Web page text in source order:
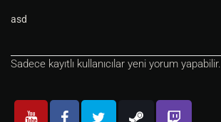
asd
Sadece kayıtlı kullanıcılar yeni yorum yapabilir.